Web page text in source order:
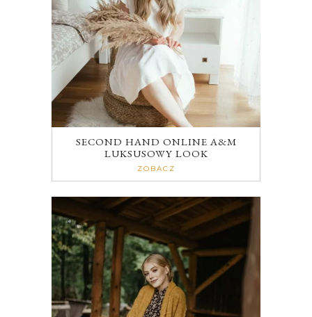
SECOND HAND ONLINE A&M
LUKSUSOWY LOOK
ZOBACZ